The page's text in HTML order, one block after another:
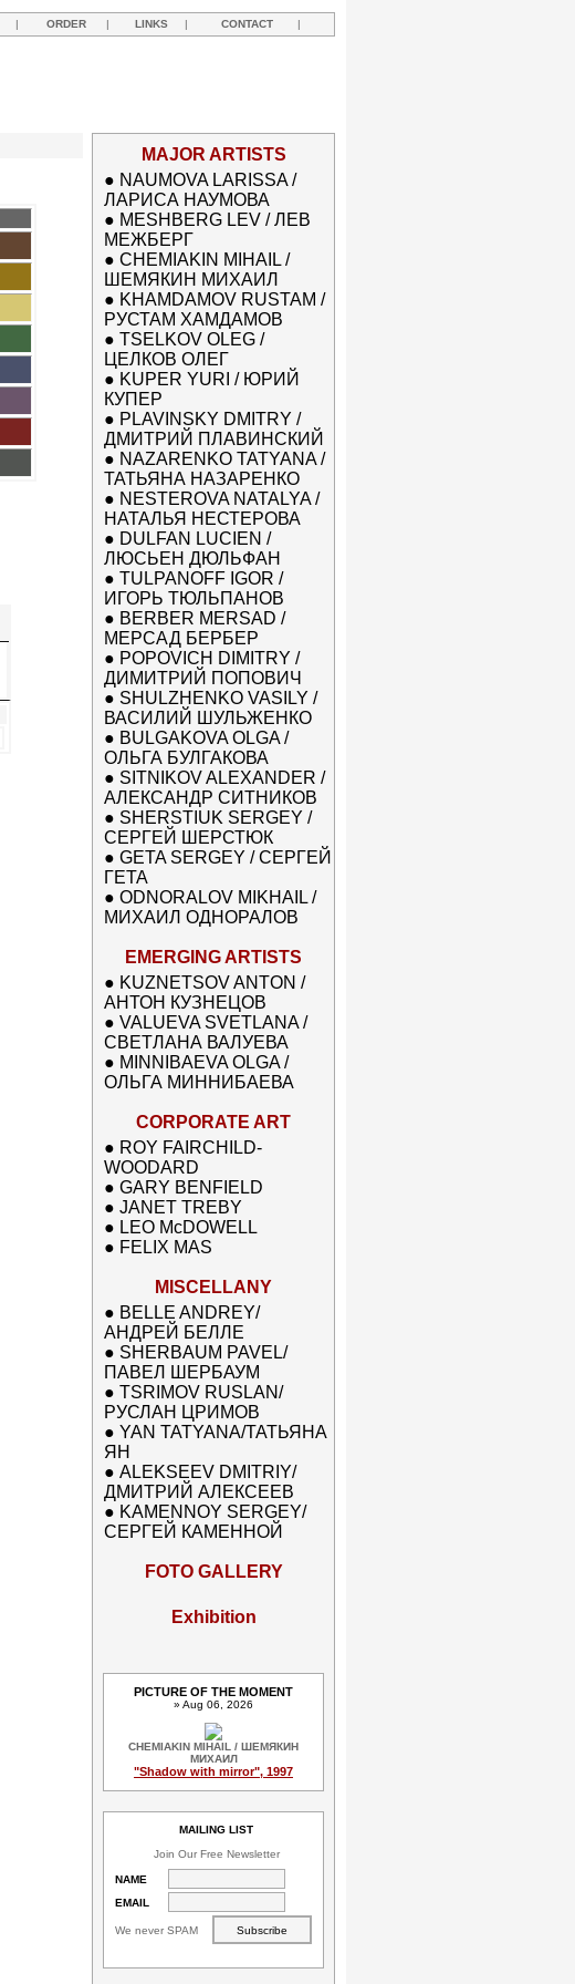
| ORDER | LINKS | CONTACT |
MAJOR ARTISTS
● NAUMOVA LARISSA /
ЛАРИСА НАУМОВА
● MESHBERG LEV / ЛЕВ
МЕЖБЕРГ
● CHEMIAKIN MIHAIL /
ШЕМЯКИН МИХАИЛ
● KHAMDAMOV RUSTAM /
РУСТАМ ХАМДАМОВ
● TSELKOV OLEG /
ЦЕЛКОВ ОЛЕГ
● KUPER YURI / ЮРИЙ
КУПЕР
● PLAVINSKY DMITRY /
ДМИТРИЙ ПЛАВИНСКИЙ
● NAZARENKO TATYANA /
ТАТЬЯНА НАЗАРЕНКО
● NESTEROVA NATALYA /
НАТАЛЬЯ НЕСТЕРОВА
● DULFAN LUCIEN /
ЛЮСЬЕН ДЮЛЬФАН
● TULPANOFF IGOR /
ИГОРЬ ТЮЛЬПАНОВ
● BERBER MERSAD /
МЕРСАД БЕРБЕР
● POPOVICH DIMITRY /
ДИМИТРИЙ ПОПОВИЧ
● SHULZHENKO VASILY /
ВАСИЛИЙ ШУЛЬЖЕНКО
● BULGAKOVA OLGA /
ОЛЬГА БУЛГАКОВА
● SITNIKOV ALEXANDER /
АЛЕКСАНДР СИТНИКОВ
● SHERSTIUK SERGEY /
СЕРГЕЙ ШЕРСТЮК
● GETA SERGEY / СЕРГЕЙ
ГЕТА
● ODNORALOV MIKHAIL /
МИХАИЛ ОДНОРАЛОВ
EMERGING ARTISTS
● KUZNETSOV ANTON /
АНТОН КУЗНЕЦОВ
● VALUEVA SVETLANA /
СВЕТЛАНА ВАЛУЕВА
● MINNIBAEVA OLGA /
ОЛЬГА МИННИБАЕВА
CORPORATE ART
● ROY FAIRCHILD-
WOODARD
● GARY BENFIELD
● JANET TREBY
● LEO McDOWELL
● FELIX MAS
MISCELLANY
● BELLE ANDREY/
АНДРЕЙ БЕЛЛЕ
● SHERBAUM PAVEL/
ПАВЕЛ ШЕРБАУМ
● TSRIMOV RUSLAN/
РУСЛАН ЦРИМОВ
● YAN TATYANA/ТАТЬЯНА
ЯН
● ALEKSEEV DMITRIY/
ДМИТРИЙ АЛЕКСЕЕВ
● KAMENNOY SERGEY/
СЕРГЕЙ КАМЕННОЙ
FOTO GALLERY
Exhibition
PICTURE OF THE MOMENT
» Aug 06, 2026
CHEMIAKIN MIHAIL / ШЕМЯКИН
МИХАИЛ
"Shadow with mirror", 1997
MAILING LIST
Join Our Free Newsletter
NAME
EMAIL
We never SPAM